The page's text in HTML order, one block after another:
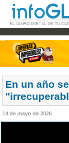
En un año
14 de mayo de 2026